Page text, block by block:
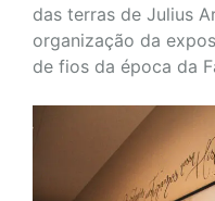
das terras de Julius
organização da
de fios da época da